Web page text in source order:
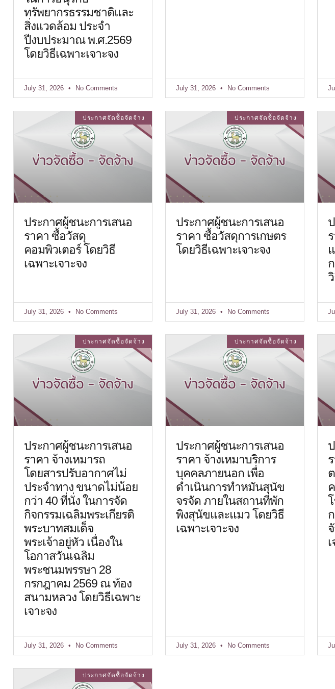
ทรัพยากรธรรมชาติและ
สิ่งแวดล้อม ประจำ
ปีงบประมาณ พ.ศ.2569
โดยวิธีเฉพาะเจาะจง
July 31, 2026 No Comments July 31, 2026 No Comments
ประกาศจัดซื้อจัดจ้าง
ประกาศผู้ชนะการเสนอ
ราคา ซื้อวัสดุ
คอมพิวเตอร์ โดยวิธี
เฉพาะเจาะจง
July 31, 2026 No Comments
ประกาศจัดซื้อจัดจ้าง
ประกาศผู้ชนะการเสนอ
ราคา ซื้อวัสดุการเกษตร
โดยวิธีเฉพาะเจาะจง
July 31, 2026 No Comments
ประกาศจัดซื้อจัดจ้าง
ประกาศผู้ชนะการเสนอ
ราคา จ้างเหมารถ
โดยสารปรับอากาศไม่
ประจำทาง ขนาดไม่น้อย
กว่า 40 ที่นั่ง ในการจัด
กิจกรรมเฉลิมพระเกียรติ
พระบาทสมเด็จ
พระเจ้าอยู่หัว เนื่องใน
โอกาสวันเฉลิม
พระชนมพรรษา 28
กรกฎาคม 2569 ณ ท้อง
สนามหลวง โดยวิธีเฉพาะ
เจาะจง
July 31, 2026 No Comments
ประกาศจัดซื้อจัดจ้าง
ประกาศผู้ชนะการเสนอ
ราคา จ้างเหมาบริการ
บุคคลภายนอก เพื่อ
ดำเนินการทำหมันสุนัข
จรจัด ภายในสถานที่พัก
พิงสุนัขและแมว โดยวิธี
เฉพาะเจาะจง
July 31, 2026 No Comments
ประกาศจัดซื้อจัดจ้าง